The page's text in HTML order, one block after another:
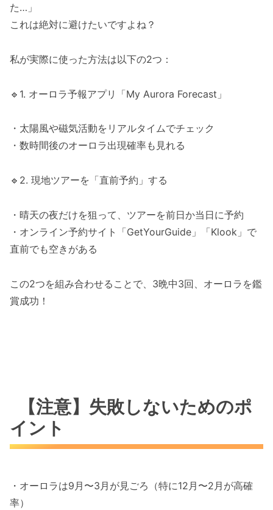
た…」
これは絶対に避けたいですよね？
私が実際に使った方法は以下の2つ：
🔹1. オーロラ予報アプリ「My Aurora Forecast」
・太陽風や磁気活動をリアルタイムでチェック
・数時間後のオーロラ出現確率も見れる
🔹2. 現地ツアーを「直前予約」する
・晴天の夜だけを狙って、ツアーを前日か当日に予約
・オンライン予約サイト「GetYourGuide」「Klook」で
直前でも空きがある
この2つを組み合わせることで、3晩中3回、オーロラを鑑
賞成功！
【注意】失敗しないためのポ
イント
・オーロラは9月〜3月が見ごろ（特に12月〜2月が高確
率）